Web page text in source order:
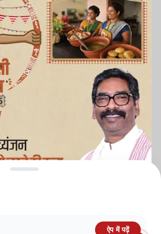
ऐप में पढ़ें